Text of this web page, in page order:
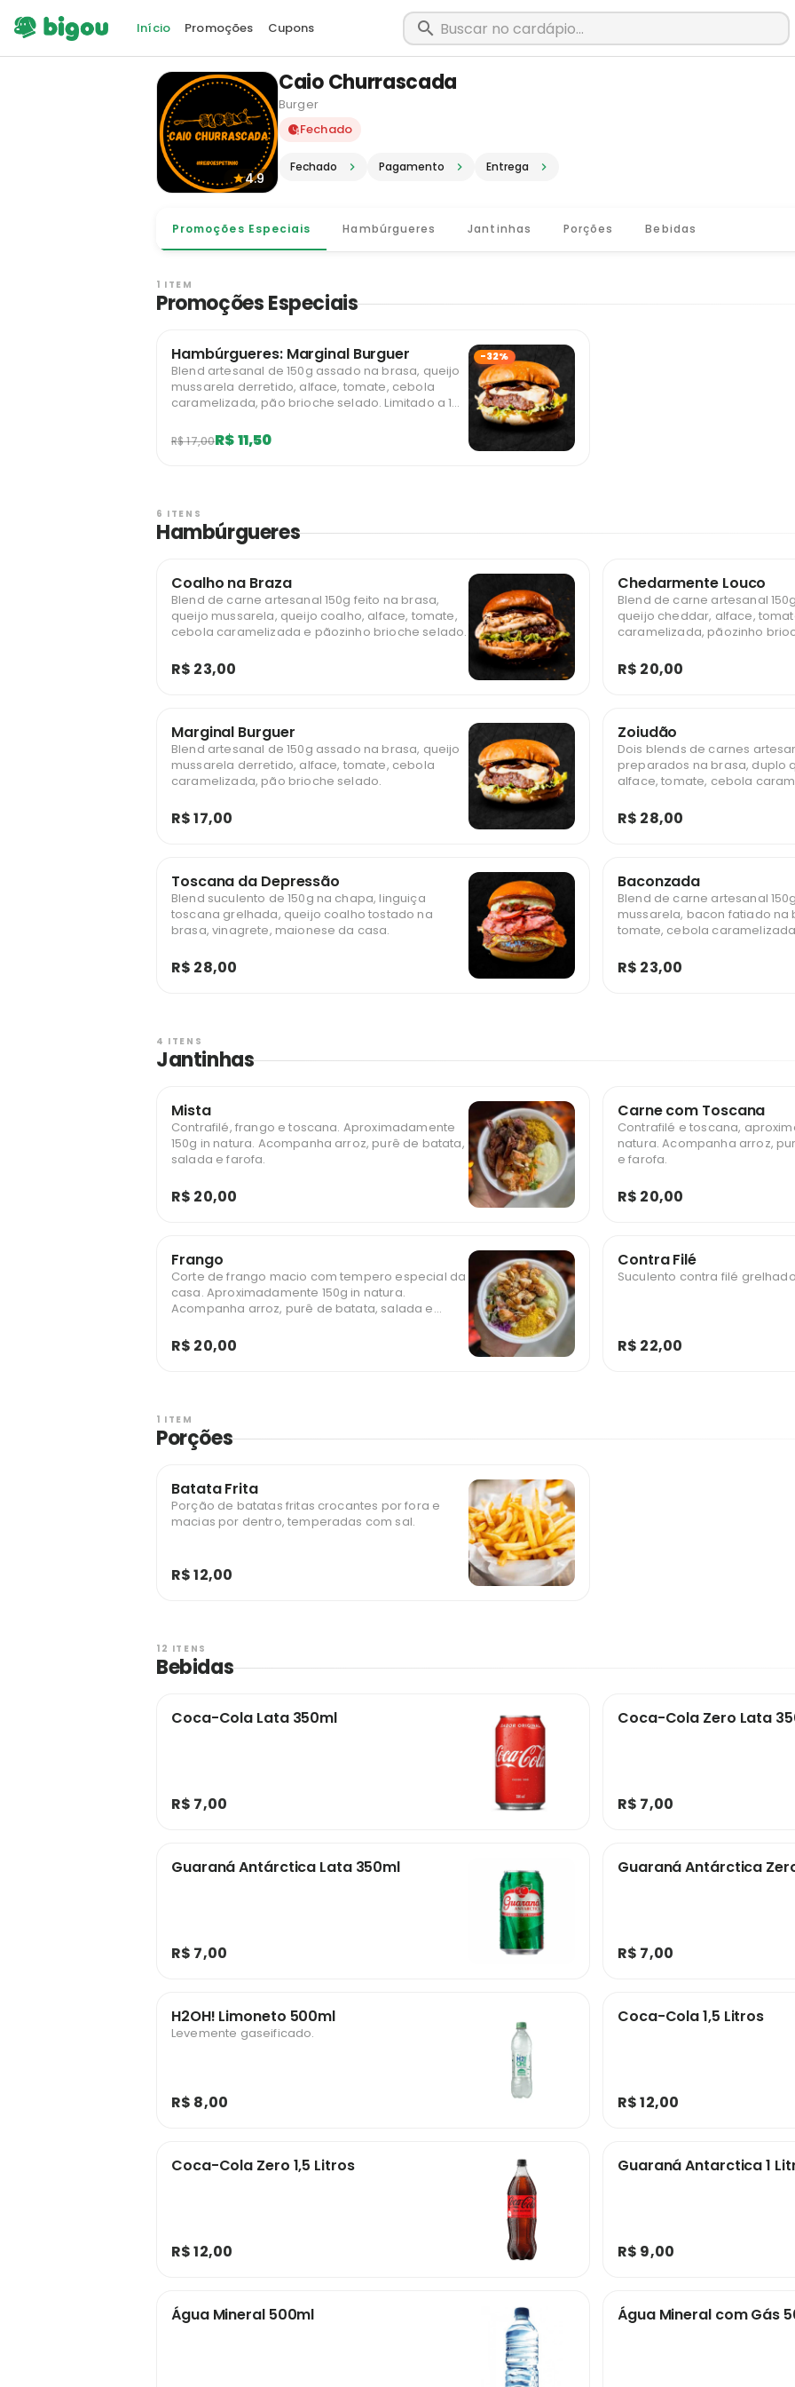
Início Promoções Cupons
4.9
Caio Churrascada
Burger
Delivery em Matias Barbosa - MG · Pediu,
Fechado
Fechado Pagamento Entrega
Promoções Especiais Hambúrgueres Jantinhas Porções Bebidas
1 ITEM
Promoções Especiais
Hambúrgueres: Marginal Burguer
Blend artesanal de 150g assado na brasa, queijo
mussarela derretido, alface, tomate, cebola
caramelizada, pão brioche selado. Limitado a 1
R$ 17,00R$ 11,50
-32%
6 ITENS
Hambúrgueres
Coalho na Braza
Blend de carne artesanal 150g feito na brasa,
queijo mussarela, queijo coalho, alface, tomate,
cebola caramelizada e pãozinho brioche selado.
R$ 23,00
Chedarmente Louco
Blend de carne artesanal
queijo cheddar, alface,
caramelizada, pãozinho
R$ 20,00
Marginal Burguer
Blend artesanal de 150g assado na brasa, queijo
mussarela derretido, alface, tomate, cebola
caramelizada, pão brioche selado.
R$ 17,00
Zoiudão
Dois blends de carnes
preparados na brasa, duplo
alface, tomate, cebola
R$ 28,00
Toscana da Depressão
Blend suculento de 150g na chapa, linguiça
toscana grelhada, queijo coalho tostado na
brasa, vinagrete, maionese da casa.
R$ 28,00
Baconzada
Blend de carne artesanal
mussarela, bacon fatiado na
tomate, cebola
R$ 23,00
4 ITENS
Jantinhas
Mista
Contrafilé, frango e toscana. Aproximadamente
150g in natura. Acompanha arroz, purê de batata,
salada e farofa.
R$ 20,00
Carne com Toscana
Contrafilé e toscana,
natura. Acompanha arroz,
e farofa.
R$ 20,00
Frango
Corte de frango macio com tempero especial da
casa. Aproximadamente 150g in natura.
Acompanha arroz, purê de batata, salada e
R$ 20,00
Contra Filé
Suculento contra filé
R$ 22,00
1 ITEM
Porções
Batata Frita
Porção de batatas fritas crocantes por fora e
macias por dentro, temperadas com sal.
R$ 12,00
12 ITENS
Bebidas
Coca-Cola Lata 350ml
R$ 7,00
Coca-Cola Zero Lata
R$ 7,00
Guaraná Antárctica Lata 350ml
R$ 7,00
Guaraná Antárctica
R$ 7,00
H2OH! Limoneto 500ml
Levemente gaseificado.
R$ 8,00
Coca-Cola 1,5 Litros
R$ 12,00
Coca-Cola Zero 1,5 Litros
R$ 12,00
Guaraná Antarctica 1
R$ 9,00
Água Mineral 500ml Água Mineral com Gás